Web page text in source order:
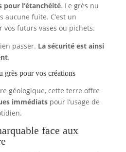
pour l’étanchéité. Le grès nu
aucune fuite. C’est un
vos futurs vases ou pichets.
passer. La sécurité est ainsi
.
grès pour vos créations
géologique, cette terre offre
immédiatspour l’usage de
face aux